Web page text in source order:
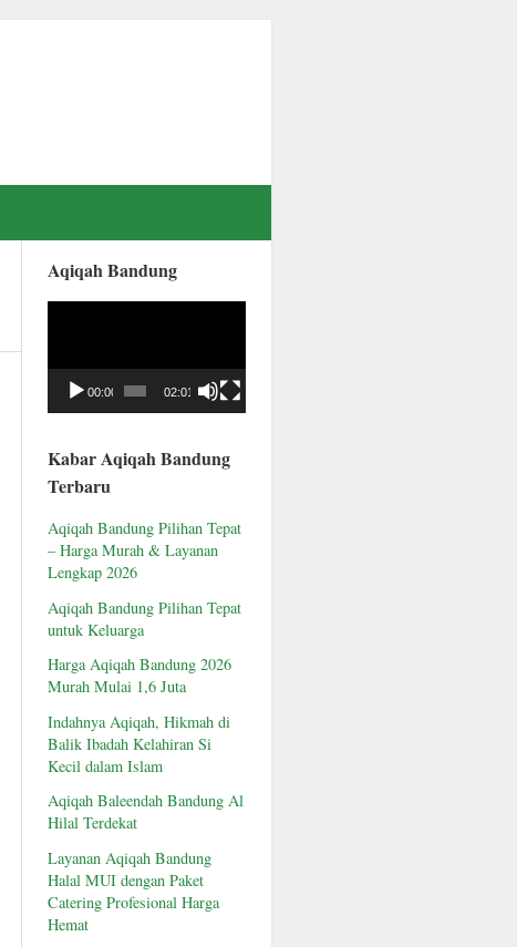
Aqiqah Bandung
00:00 02:01
Kabar Aqiqah Bandung
Terbaru
Aqiqah Bandung Pilihan Tepat
– Harga Murah & Layanan
Lengkap 2026
Aqiqah Bandung Pilihan Tepat
untuk Keluarga
Harga Aqiqah Bandung 2026
Murah Mulai 1,6 Juta
Indahnya Aqiqah, Hikmah di
Balik Ibadah Kelahiran Si
Kecil dalam Islam
Aqiqah Baleendah Bandung Al
Hilal Terdekat
Layanan Aqiqah Bandung
Halal MUI dengan Paket
Catering Profesional Harga
Hemat